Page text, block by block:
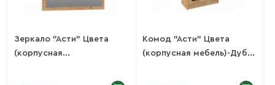
Зеркало "Асти" Цвета
(корпусная...
Комод "Асти" Цвета
(корпусная мебель)-Дуб...